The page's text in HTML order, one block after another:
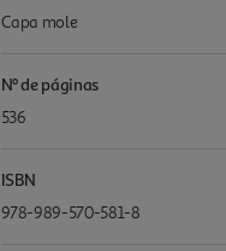
Capa mole
Nº de páginas
536
ISBN
978-989-570-581-8